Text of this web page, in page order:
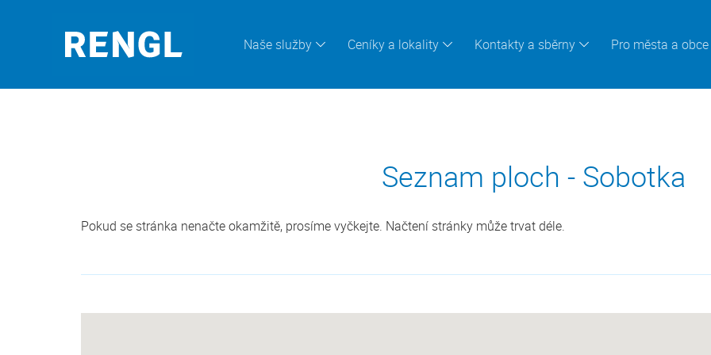
Naše služby Ceníky a lokality Kontakty a sběrny Pro města a obce
Seznam ploch - Sobotka
Pokud se stránka nenačte okamžitě, prosíme vyčkejte. Načtení stránky může trvat déle.